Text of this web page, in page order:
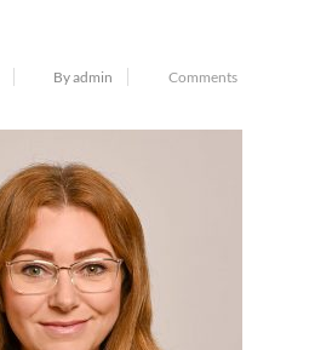
By admin
Comments